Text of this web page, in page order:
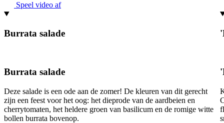
Speel video af
Burrata salade
Burrata salade
Deze salade is een ode aan de zomer! De kleuren van dit gerecht
zijn een feest voor het oog: het dieprode van de aardbeien en
cherrytomaten, het heldere groen van basilicum en de romige witte
bollen burrata bovenop.